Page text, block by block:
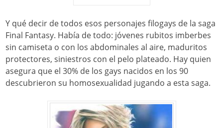
Y qué decir de todos esos personajes filogays de la saga
Final Fantasy. Había de todo: jóvenes rubitos imberbes
sin camiseta o con los abdominales al aire, maduritos
protectores, siniestros con el pelo plateado. Hay quien
asegura que el 30% de los gays nacidos en los 90
descubrieron su homosexualidad jugando a esta saga.